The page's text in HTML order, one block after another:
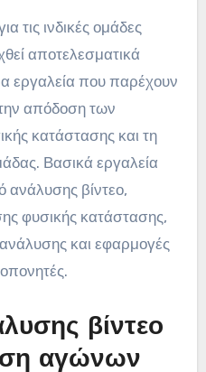
τις ινδικές ομάδες
αποτελεσματικά
εργαλεία που παρέχουν
απόδοση των
κατάστασης και τη
Βασικά εργαλεία
ανάλυσης βίντεο,
φυσικής κατάστασης,
και εφαρμογές
βίντεο
αγώνων